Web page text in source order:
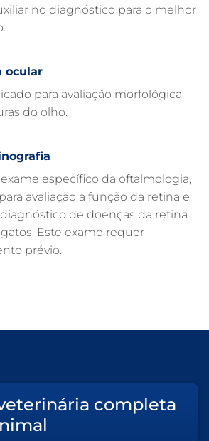
EM ANIMAIS
ARCA
24 HORAS
no diagnóstico para o melhor
ocular
para avaliação morfológica
do olho.
específico da oftalmologia,
avaliação a função da retina e
de doenças da retina
Este exame requer
prévio.
completa